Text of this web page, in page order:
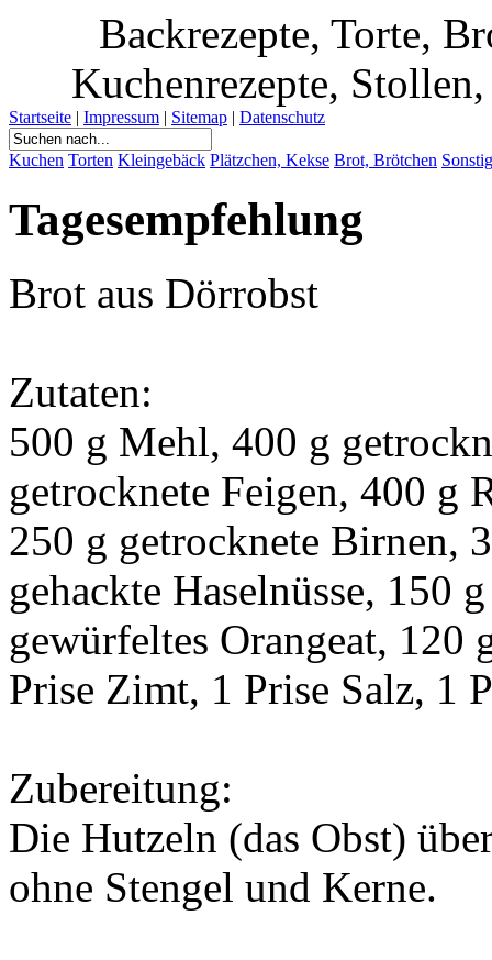
Backrezepte, Torte,
Kuchenrezepte,
Startseite | Impressum | Sitemap | Datenschutz
Kuchen Torten Kleingebäck Plätzchen, Kekse Brot, Brötchen
Tagesempfehlung
Brot aus Dörrobst
Zutaten:
500 g Mehl, 400 g
getrocknete Feigen, 400 g
250 g getrocknete Birnen,
gehackte Haselnüsse, 150
gewürfeltes Orangeat, 120
Prise Zimt, 1 Prise Salz, 1
Zubereitung:
Die Hutzeln (das Obst)
ohne Stengel und Kerne.